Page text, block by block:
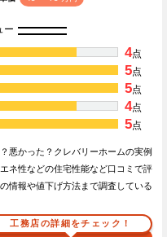
ー
4点
5点
5点
4点
5点
悪かった？クレバリーホームの実例
ネ性などの住宅性能など口コミで評
情報や値下げ方法まで調査している
工務店の詳細をチェック！